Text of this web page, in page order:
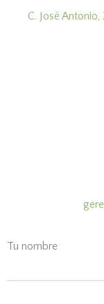
C. José
Tu nombre